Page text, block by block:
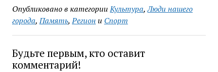
Опубликовано в категории Культура,Люди нашего
города,Память,Регион и Спорт
Будьте первым, кто оставит
комментарий!